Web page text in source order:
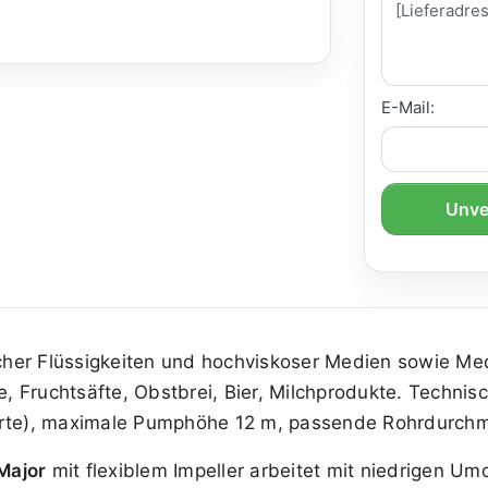
E-Mail:
Flüssigkeiten und hochviskoser Medien sowie
Fruchtsäfte, Obstbrei, Bier, Milchprodukte.
maximale Pumphöhe 12 m, passende
mit flexiblem Impeller arbeitet mit niedrigen